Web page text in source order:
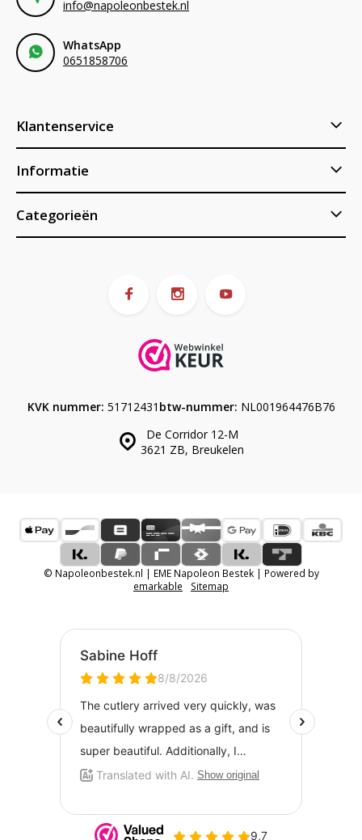
info@napoleonbestek.nl
WhatsApp
0651858706
Klantenservice
Informatie
Categorieën
De Corridor 12-M
3621 ZB, Breukelen
KVK nummer: 51712431 btw-nummer: NL001964476B76
© Napoleonbestek.nl | EME Napoleon Bestek | Powered by
emarkable
Sitemap